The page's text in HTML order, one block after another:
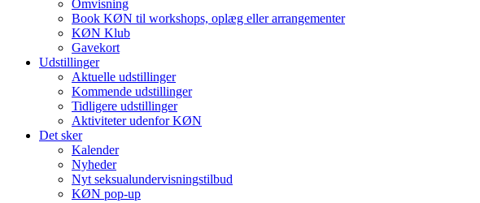
Omvisning
Book KØN til workshops, oplæg eller arrangementer
KØN Klub
Gavekort
Udstillinger
Aktuelle udstillinger
Kommende udstillinger
Tidligere udstillinger
Aktiviteter udenfor KØN
Det sker
Kalender
Nyheder
Nyt seksualundervisningstilbud
KØN pop-up